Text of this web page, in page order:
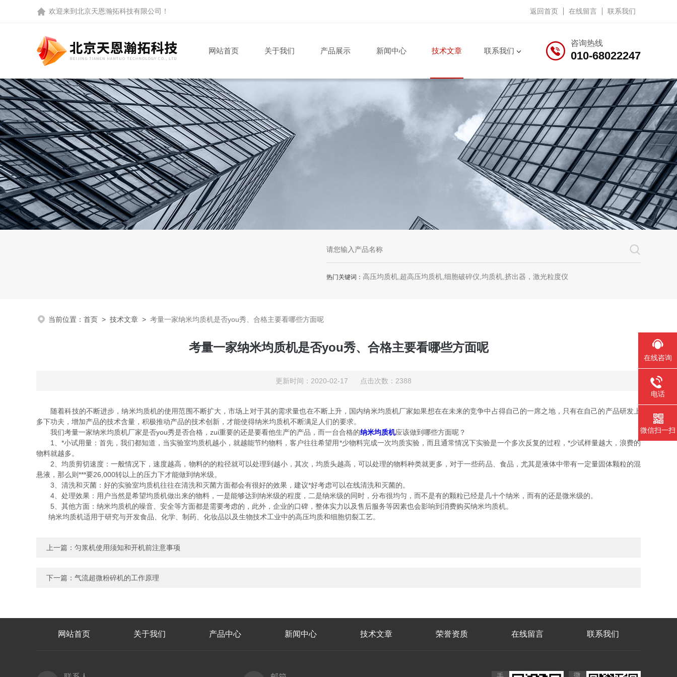
欢迎来到 北京天恩瀚拓科技有限公司 ！ 返回首页 在线留言 联系我们
咨询热线
010-68022247
网站首页 关于我们 产品展示 新闻中心 技术文章 联系我们
热门关键词： 高压均质机,超高压均质机,细胞破碎仪,均质机,挤出器，激光粒度仪
当前位置： 首页 > 技术文章 > 考量一家纳米均质机是否you秀、合格主要看哪些方面呢
考量一家纳米均质机是否you秀、合格主要看哪些方面呢
更新时间：2020-02-17 点击次数：2388
随着科技的不断进步，纳米均质机的使用范围不断扩大，市场上对于其的需求量也在不断上升，国内纳米均质机厂家如果想在在未来的竞争中占得自己的一席之地，只有在自己的产品研发上
多下功夫，增加产品的技术含量，积极推动产品的技术创新，才能使得纳米均质机不断满足人们的要求。
我们考量一家纳米均质机厂家是否you秀是否合格，zui重要的还是要看他生产的产品，而一台合格的纳米均质机应该做到哪些方面呢？
1、*小试用量：首先，我们都知道，当实验室均质机越小，就越能节约物料，客户往往希望用*少物料完成一次均质实验，而且通常情况下实验是一个多次反复的过程，*少试样量越大，浪费的
物料就越多。
2、均质剪切速度：一般情况下，速度越高，物料的的粒径就可以处理到越小，其次，均质头越高，可以处理的物料种类就更多，对于一些药品、食品，尤其是液体中带有一定量固体颗粒的混
悬液，那么则***要26,000转以上的压力下才能做到纳米级。
3、清洗和灭菌：好的实验室均质机往往在清洗和灭菌方面都会有很好的效果，建议*好考虑可以在线清洗和灭菌的。
4、处理效果：用户当然是希望均质机做出来的物料，一是能够达到纳米级的程度，二是纳米级的同时，分布很均匀，而不是有的颗粒已经是几十个纳米，而有的还是微米级的。
5、其他方面：纳米均质机的噪音、安全等方面都是需要考虑的，此外，企业的口碑，整体实力以及售后服务等因素也会影响到消费购买纳米均质机。
纳米均质机适用于研究与开发食品、化学、制药、化妆品以及生物技术工业中的高压均质和细胞切裂工艺。
上一篇： 匀浆机使用须知和开机前注意事项
下一篇： 气流超微粉碎机的工作原理
网站首页 关于我们 产品中心 新闻中心 技术文章 荣誉资质 在线留言 联系我们
微
在线咨询
电话
微信扫一扫